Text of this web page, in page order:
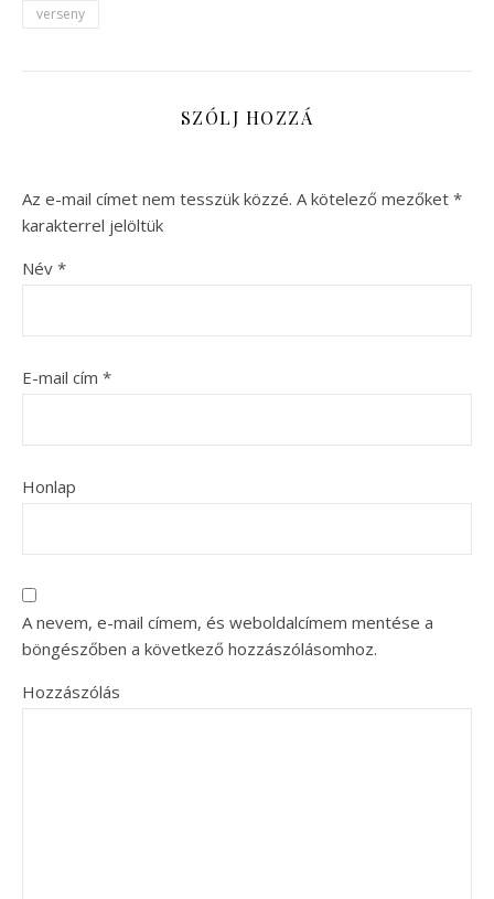
verseny
SZÓLJ HOZZÁ
Az e-mail címet nem tesszük közzé. A kötelező mezőket *
karakterrel jelöltük
Név *
E-mail cím *
Honlap
A nevem, e-mail címem, és weboldalcímem mentése a
böngészőben a következő hozzászólásomhoz.
Hozzászólás